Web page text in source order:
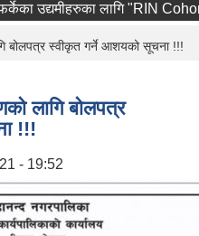
उद्यमीहरुका लागि "RIN
बोलपत्र स्वीकृत गर्ने आशयको सूचना !!!
लागि बोलपत्र
!!!
- 19:52